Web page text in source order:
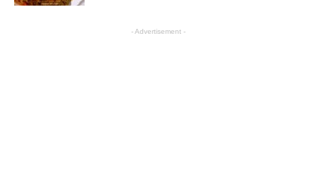
- Advertisement -